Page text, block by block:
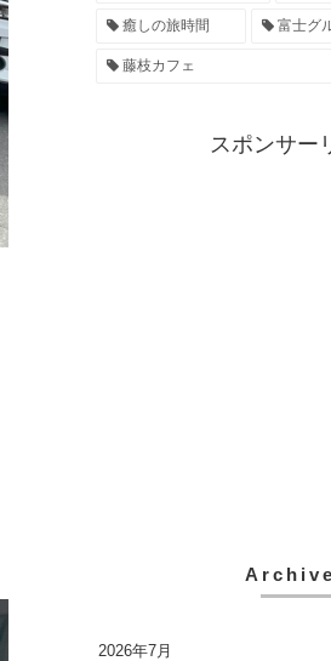
癒しの旅時間 富士グ
藤枝カフェ
スポンサー
2026年7月